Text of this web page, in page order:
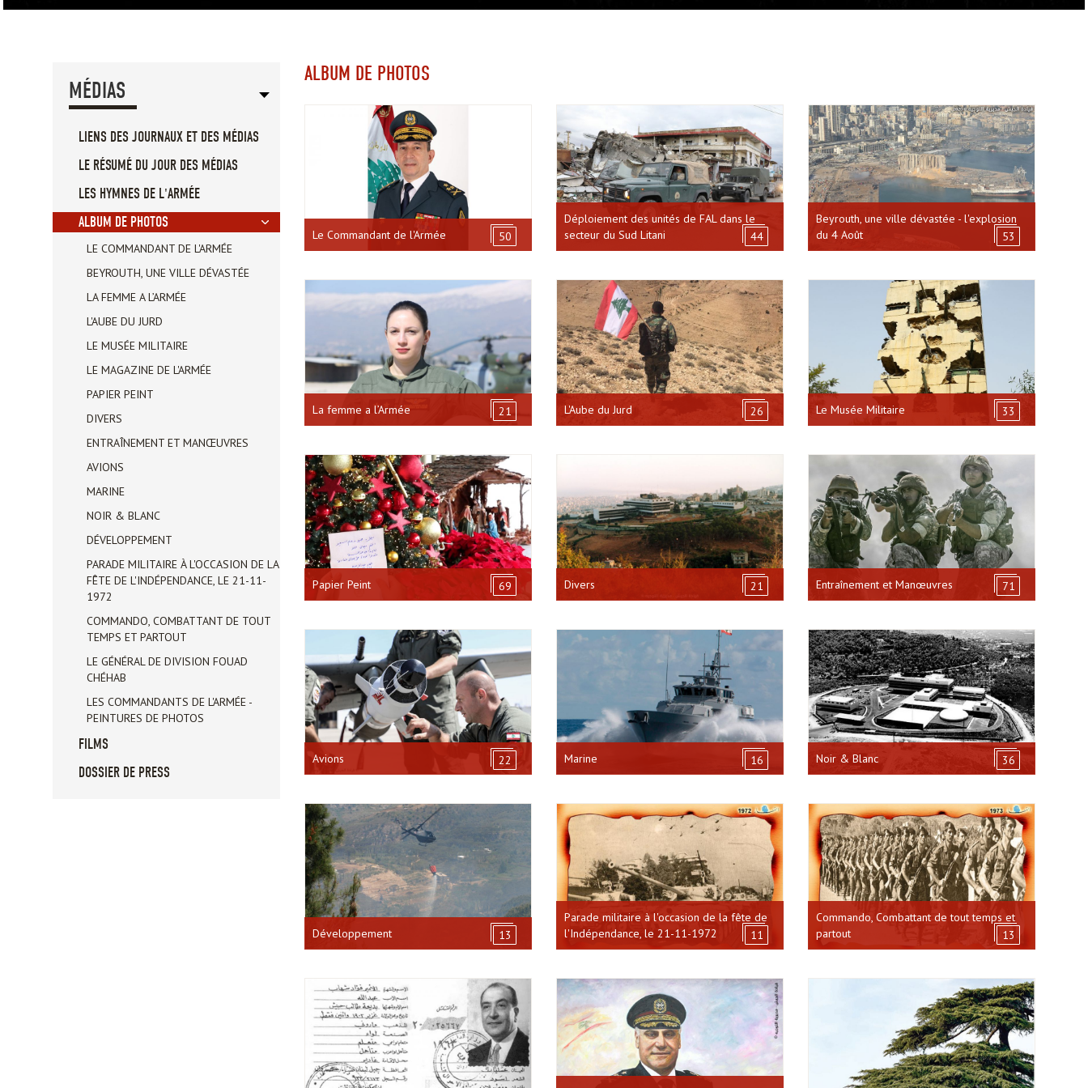
MÉDIAS
LIENS DES JOURNAUX ET DES MÉDIAS
LE RÉSUMÉ DU JOUR DES MÉDIAS
LES HYMNES DE L'ARMÉE
ALBUM DE PHOTOS
LE COMMANDANT DE L'ARMÉE
BEYROUTH, UNE VILLE DÉVASTÉE
LA FEMME A L’ARMÉE
L'AUBE DU JURD
LE MUSÉE MILITAIRE
LE MAGAZINE DE L'ARMÉE
PAPIER PEINT
DIVERS
ENTRAÎNEMENT ET MANŒUVRES
AVIONS
MARINE
NOIR & BLANC
DÉVELOPPEMENT
PARADE MILITAIRE À L'OCCASION DE LA
FÊTE DE L'INDÉPENDANCE, LE 21-11-
1972
COMMANDO, COMBATTANT DE TOUT
TEMPS ET PARTOUT
LE GÉNÉRAL DE DIVISION FOUAD
CHÉHAB
LES COMMANDANTS DE L'ARMÉE -
PEINTURES DE PHOTOS
FILMS
DOSSIER DE PRESS
ALBUM DE PHOTOS
Le Commandant de l'Armée 50
Déploiement des unités de FAL dans le
secteur du Sud Litani
44
Beyrouth, une ville dévastée - l'explosion
du 4 Août
53
La femme a l’Armée 21 L'Aube du Jurd 26 Le Musée Militaire 33
Papier Peint 69 Divers 21 Entraînement et Manœuvres 71
Avions 22 Marine 16 Noir & Blanc 36
Développement 13
Parade militaire à l'occasion de la fête de
l'Indépendance, le 21-11-1972
11
Commando, Combattant de tout temps et
partout
13